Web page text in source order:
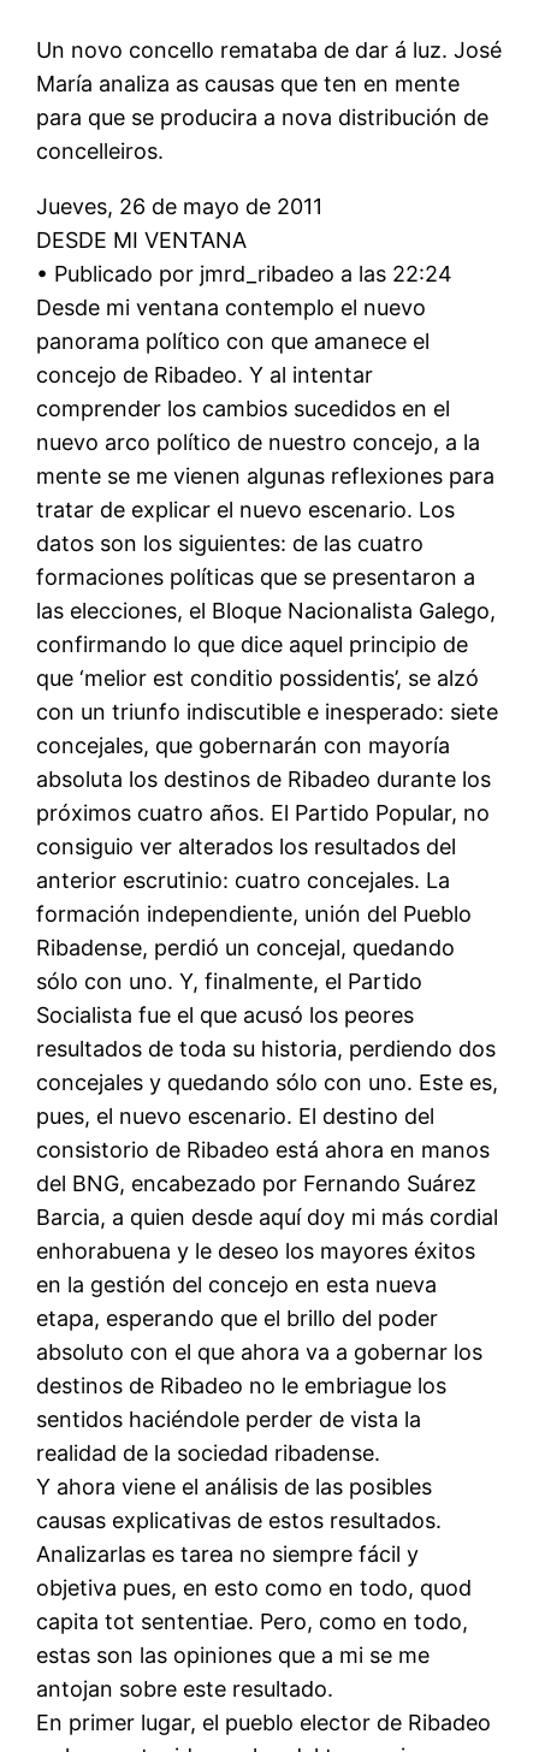
Un novo concello remataba de dar á luz. José
María analiza as causas que ten en mente
para que se producira a nova distribución de
concelleiros.
Jueves, 26 de mayo de 2011
DESDE MI VENTANA
• Publicado por jmrd_ribadeo a las 22:24
Desde mi ventana contemplo el nuevo
panorama político con que amanece el
concejo de Ribadeo. Y al intentar
comprender los cambios sucedidos en el
nuevo arco político de nuestro concejo, a la
mente se me vienen algunas reflexiones para
tratar de explicar el nuevo escenario. Los
datos son los siguientes: de las cuatro
formaciones políticas que se presentaron a
las elecciones, el Bloque Nacionalista Galego,
confirmando lo que dice aquel principio de
que ‘melior est conditio possidentis’, se alzó
con un triunfo indiscutible e inesperado: siete
concejales, que gobernarán con mayoría
absoluta los destinos de Ribadeo durante los
próximos cuatro años. El Partido Popular, no
consiguio ver alterados los resultados del
anterior escrutinio: cuatro concejales. La
formación independiente, unión del Pueblo
Ribadense, perdió un concejal, quedando
sólo con uno. Y, finalmente, el Partido
Socialista fue el que acusó los peores
resultados de toda su historia, perdiendo dos
concejales y quedando sólo con uno. Este es,
pues, el nuevo escenario. El destino del
consistorio de Ribadeo está ahora en manos
del BNG, encabezado por Fernando Suárez
Barcia, a quien desde aquí doy mi más cordial
enhorabuena y le deseo los mayores éxitos
en la gestión del concejo en esta nueva
etapa, esperando que el brillo del poder
absoluto con el que ahora va a gobernar los
destinos de Ribadeo no le embriague los
sentidos haciéndole perder de vista la
realidad de la sociedad ribadense.
Y ahora viene el análisis de las posibles
causas explicativas de estos resultados.
Analizarlas es tarea no siempre fácil y
objetiva pues, en esto como en todo, quod
capita tot sententiae. Pero, como en todo,
estas son las opiniones que a mi se me
antojan sobre este resultado.
En primer lugar, el pueblo elector de Ribadeo